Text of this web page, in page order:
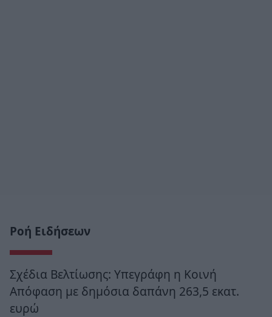
Ροή Ειδήσεων
Σχέδια Βελτίωσης: Υπεγράφη η Κοινή
Απόφαση με δημόσια δαπάνη 263,5 εκατ.
ευρώ